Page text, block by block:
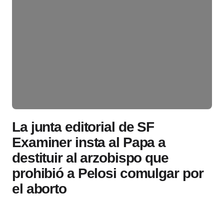
La junta editorial de SF
Examiner insta al Papa a
destituir al arzobispo que
prohibió a Pelosi comulgar por
el aborto